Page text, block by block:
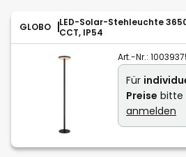
GLOBO
LED-Solar-Stehleuchte
CCT, IP54
Art.-Nr.:
Für
Preise bitte
anmelden